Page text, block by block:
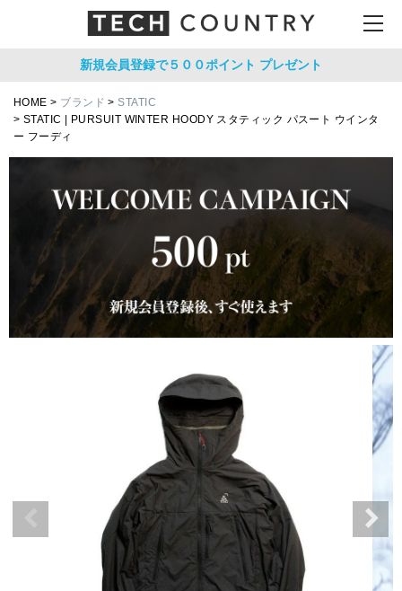
新規会員登録で５００ポイント プレゼント
HOME ブランド
STATIC
STATIC | PURSUIT WINTER HOODY スタティック パスート ウインタ
ー フーディ